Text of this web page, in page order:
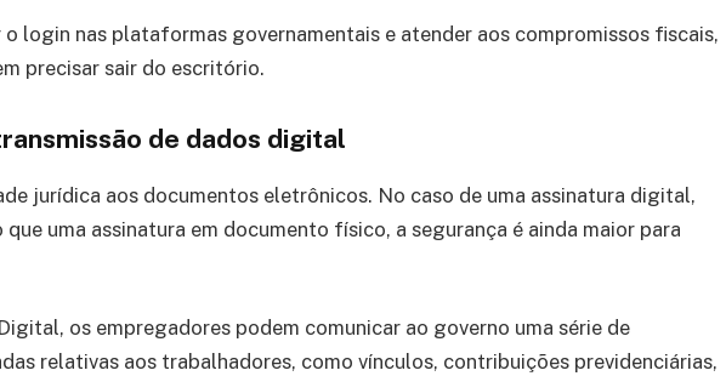
o login nas plataformas governamentais e atender aos compromissos fiscais,
precisar sair do escritório.
de dados digital
jurídica aos documentos eletrônicos. No caso de uma assinatura digital,
uma assinatura em documento físico, a segurança é ainda maior para
os empregadores podem comunicar ao governo uma série de
relativas aos trabalhadores, como vínculos, contribuições previdenciárias,